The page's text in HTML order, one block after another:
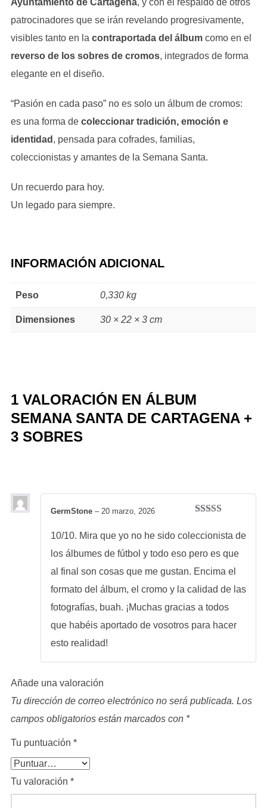
Ayuntamiento de Cartagena, y con el respaldo de otros
patrocinadores que se irán revelando progresivamente,
visibles tanto en la contraportada del álbumcomo en el
reverso de los sobres de cromos, integrados de forma
elegante en el diseño.
“Pasión en cada paso” no es solo un álbum de cromos:
es una forma de coleccionar tradición, emoción e
identidad , pensada para cofrades, familias,
coleccionistas y amantes de la Semana Santa.
Un recuerdo para hoy.
Un legado para siempre.
INFORMACIÓN ADICIONAL
Peso 0,330 kg
Dimensiones 30 × 22 × 3 cm
1 VALORACIÓN EN ÁLBUM
SEMANA SANTA DE CARTAGENA +
3 SOBRES
5de 5
GermStone – 20 marzo, 2026
10/10. Mira que yo no he sido coleccionista de
los álbumes de fútbol y todo eso pero es que
al final son cosas que me gustan. Encima el
formato del álbum, el cromo y la calidad de las
fotografías, buah. ¡Muchas gracias a todos
que habéis aportado de vosotros para hacer
esto realidad!
Añade una valoración
Tu dirección de correo electrónico no será publicada. Los
campos obligatorios están marcados con *
Tu puntuación *
Tu valoración *